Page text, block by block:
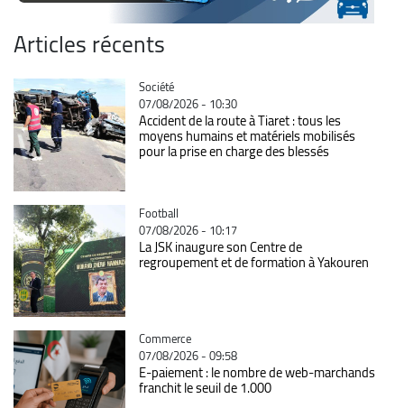
Articles récents
Catégorie
Société
07/08/2026 - 10:30
Accident de la route à Tiaret : tous les
moyens humains et matériels mobilisés
pour la prise en charge des blessés
Catégorie
Football
07/08/2026 - 10:17
La JSK inaugure son Centre de
regroupement et de formation à Yakouren
Catégorie
Commerce
07/08/2026 - 09:58
E-paiement : le nombre de web-marchands
franchit le seuil de 1.000